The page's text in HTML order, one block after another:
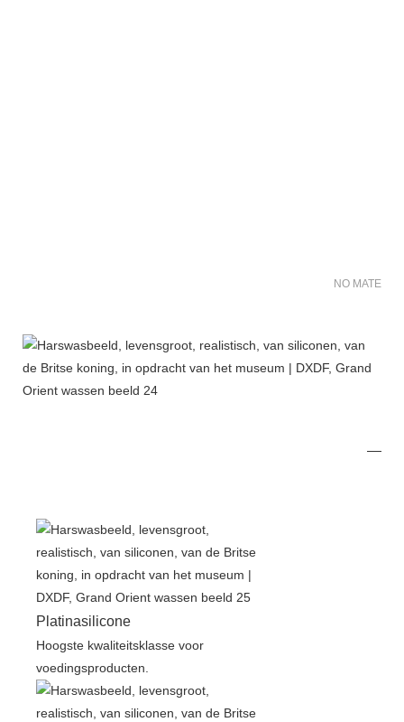
NO MATER
Platinasilicone
Hoogste kwaliteitsklasse voor
voedingsproducten.